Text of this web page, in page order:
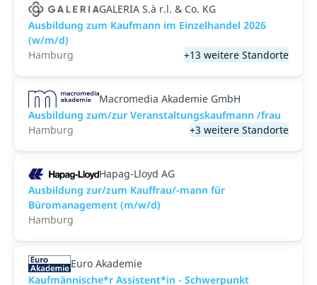
GALERIA S.à r.l. & Co. KG
Ausbildung zum Kaufmann im Einzelhandel 2026
(w/m/d)
Hamburg
+13 weitere Standorte
Macromedia Akademie GmbH
Ausbildung zum/zur Veranstaltungs­kaufmann /frau
Hamburg
+3 weitere Standorte
Hapag-Lloyd AG
Ausbildung zur/zum Kauffrau/-mann für
Büromanagement (m/w/d)
Hamburg
Euro Akademie
Kaufmännische*r Assistent*in - Schwerpunkt